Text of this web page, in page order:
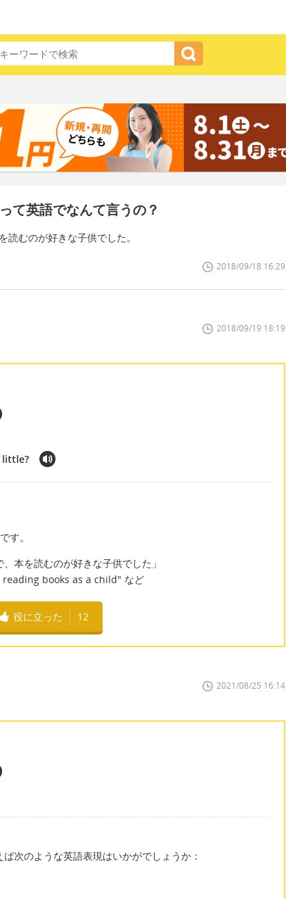
て英語でなんて言うの？
むのが好きな子供でした。
2018/09/18 16:29
2018/09/19 18:19
little?
す。
本を読むのが好きな子供でした」
books as a child" など
役に立った 12
2021/08/25 16:14
次のような英語表現はいかがでしょうか：